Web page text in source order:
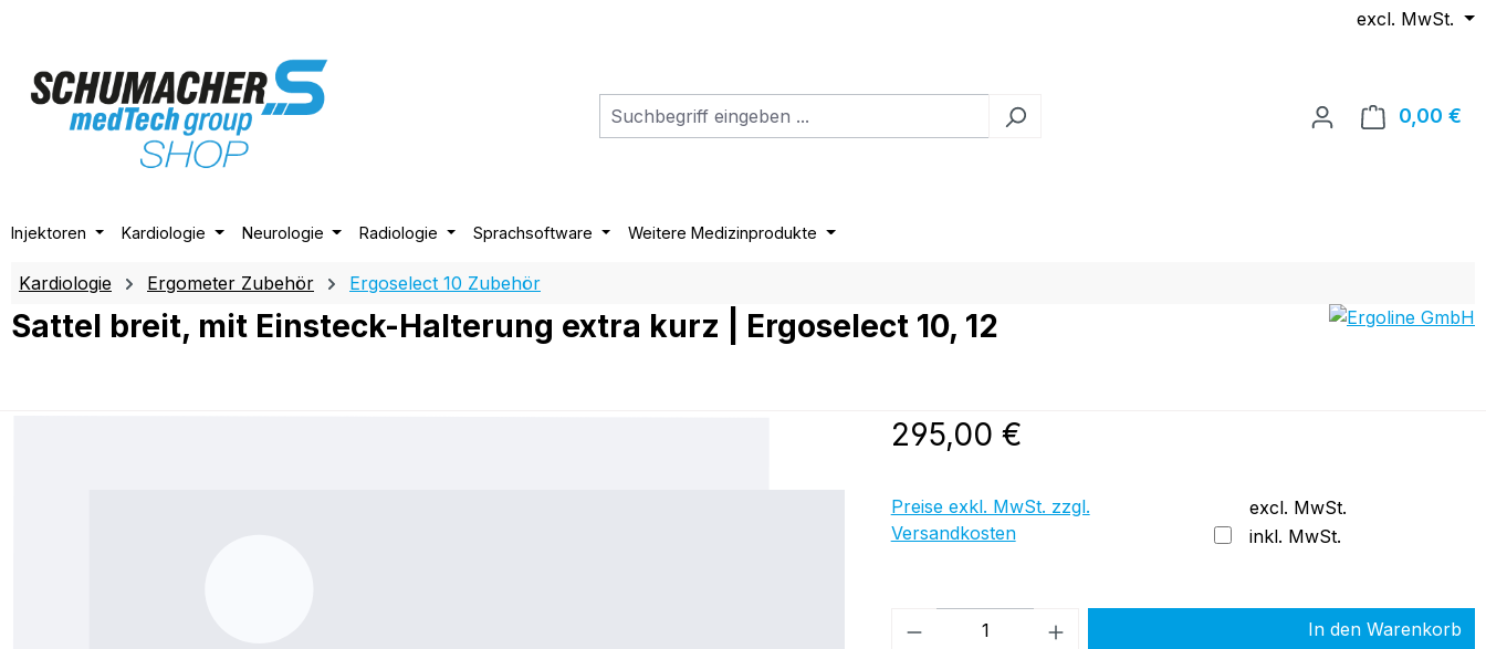
excl. MwSt.
0,00 €
Injektoren Kardiologie Neurologie Radiologie Sprachsoftware Weitere Medizinprodukte
Kardiologie Ergometer Zubehör Ergoselect 10 Zubehör
Sattel breit, mit Einsteck-Halterung extra kurz | Ergoselect 10, 12
Regulärer Preis:
295,00 €
Preise exkl. MwSt. zzgl.
Versandkosten
excl. MwSt.
inkl. MwSt.
Produkt Anzahl: Gib den gewünschten Wert
In den Warenkorb